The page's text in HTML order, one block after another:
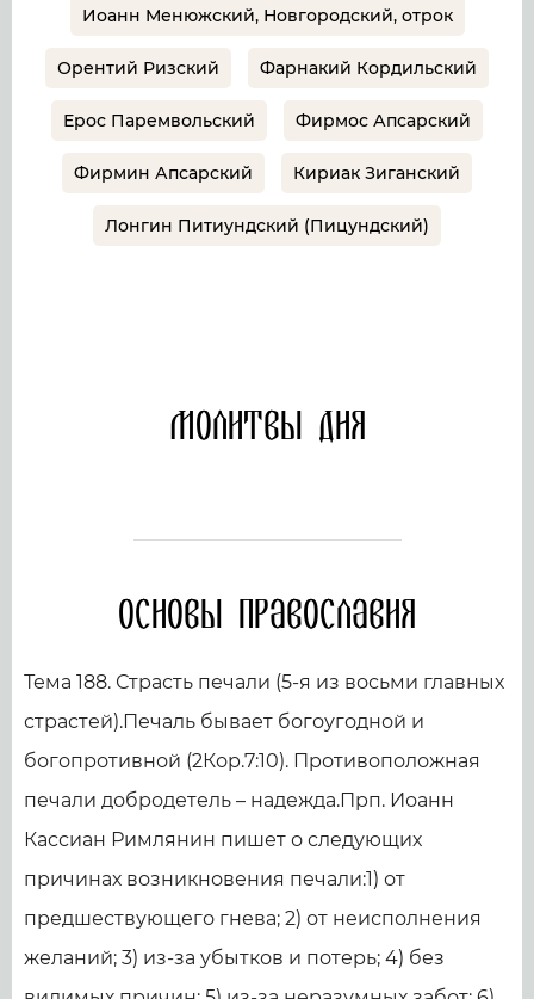
Иоанн Менюжский, Новгородский, отрок
Орентий Ризский Фарнакий Кордильский
Ерос Паремвольский Фирмос Апсарский
Фирмин Апсарский Кириак Зиганский
Лонгин Питиундский (Пицундский)
Молитвы дня
Основы православия
Тема 188. Страсть печали (5-я из восьми главных
страстей).Печаль бывает богоугодной и
богопротивной (2Кор.7:10). Противоположная
печали добродетель – надежда.Прп. Иоанн
Кассиан Римлянин пишет о следующих
причинах возникновения печали:1) от
предшествующего гнева; 2) от неисполнения
желаний; 3) из-за убытков и потерь; 4) без